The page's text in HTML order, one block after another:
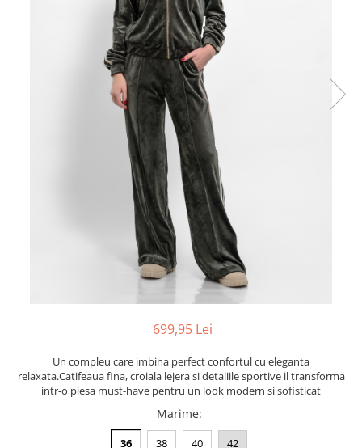
699,95 Lei
Un compleu care imbina perfect confortul cu eleganta
relaxata.Catifeaua fina, croiala lejera si detaliile sportive il transforma
intr-o piesa must-have pentru un look modern si sofisticat
Marime:
36 38 40 42